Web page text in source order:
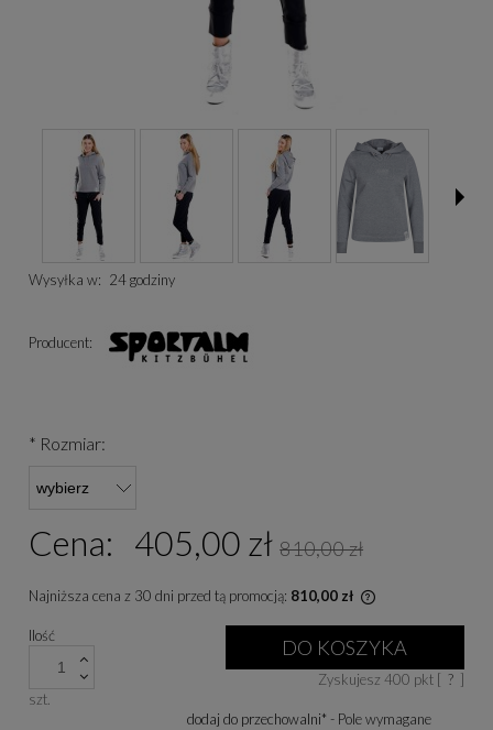
Wysyłka w: 24 godziny
Producent:
* Rozmiar:
Cena: 405,00 zł 810,00 zł
Najniższa cena z 30 dni przed tą promocją: 810,00 zł
niż 30 dni,
cena od
się w sprzedaży.
Ilość
szt.
DO KOSZYKA
Zyskujesz 400 pkt [ ? ]
dodaj do przechowalni* - Pole wymagane